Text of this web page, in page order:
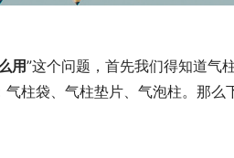
用”这个问题，首先我们得知道气
柱袋、气柱垫片、气泡柱。那么